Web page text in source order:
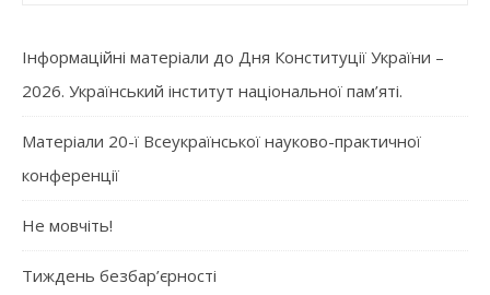
Інформаційні матеріали до Дня Конституції України –
2026. Український інститут національної пам’яті.
Матеріали 20-ї Всеукраїнської науково-практичної
конференції
Не мовчіть!
Тиждень безбар’єрності